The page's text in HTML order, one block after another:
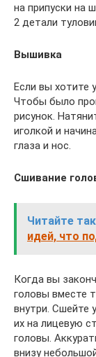
на припуски на
2 детали
Вышивка
Если вы хотите
Чтобы было
рисунок.
иголкой и
глаза и нос.
Сшивание
Читайте
идей, что
Когда вы
головы вместе
внутри. Сшейте
их на лицевую
головы.
внизу